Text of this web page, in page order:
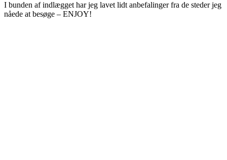
I bunden af indlægget har jeg lavet lidt anbefalinger fra de steder jeg
nåede at besøge – ENJOY!